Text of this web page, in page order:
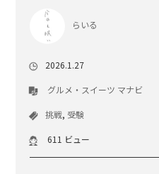
らいる
2026.1.27
グルメ・スイーツ マナビ
挑戦, 受験
611 ビュー